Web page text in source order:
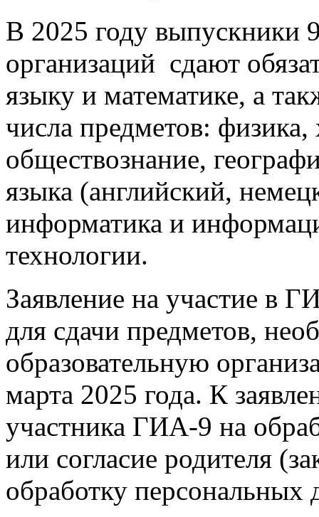
В 2025 году выпускники
организаций сдают
языку и математике, а
числа предметов:
обществознание,
языка (английский,
информатика и
технологии.
Заявление на участие в
для сдачи предметов,
образовательную
марта 2025 года. К
участника ГИА-9 на
или согласие родителя
обработку персональных